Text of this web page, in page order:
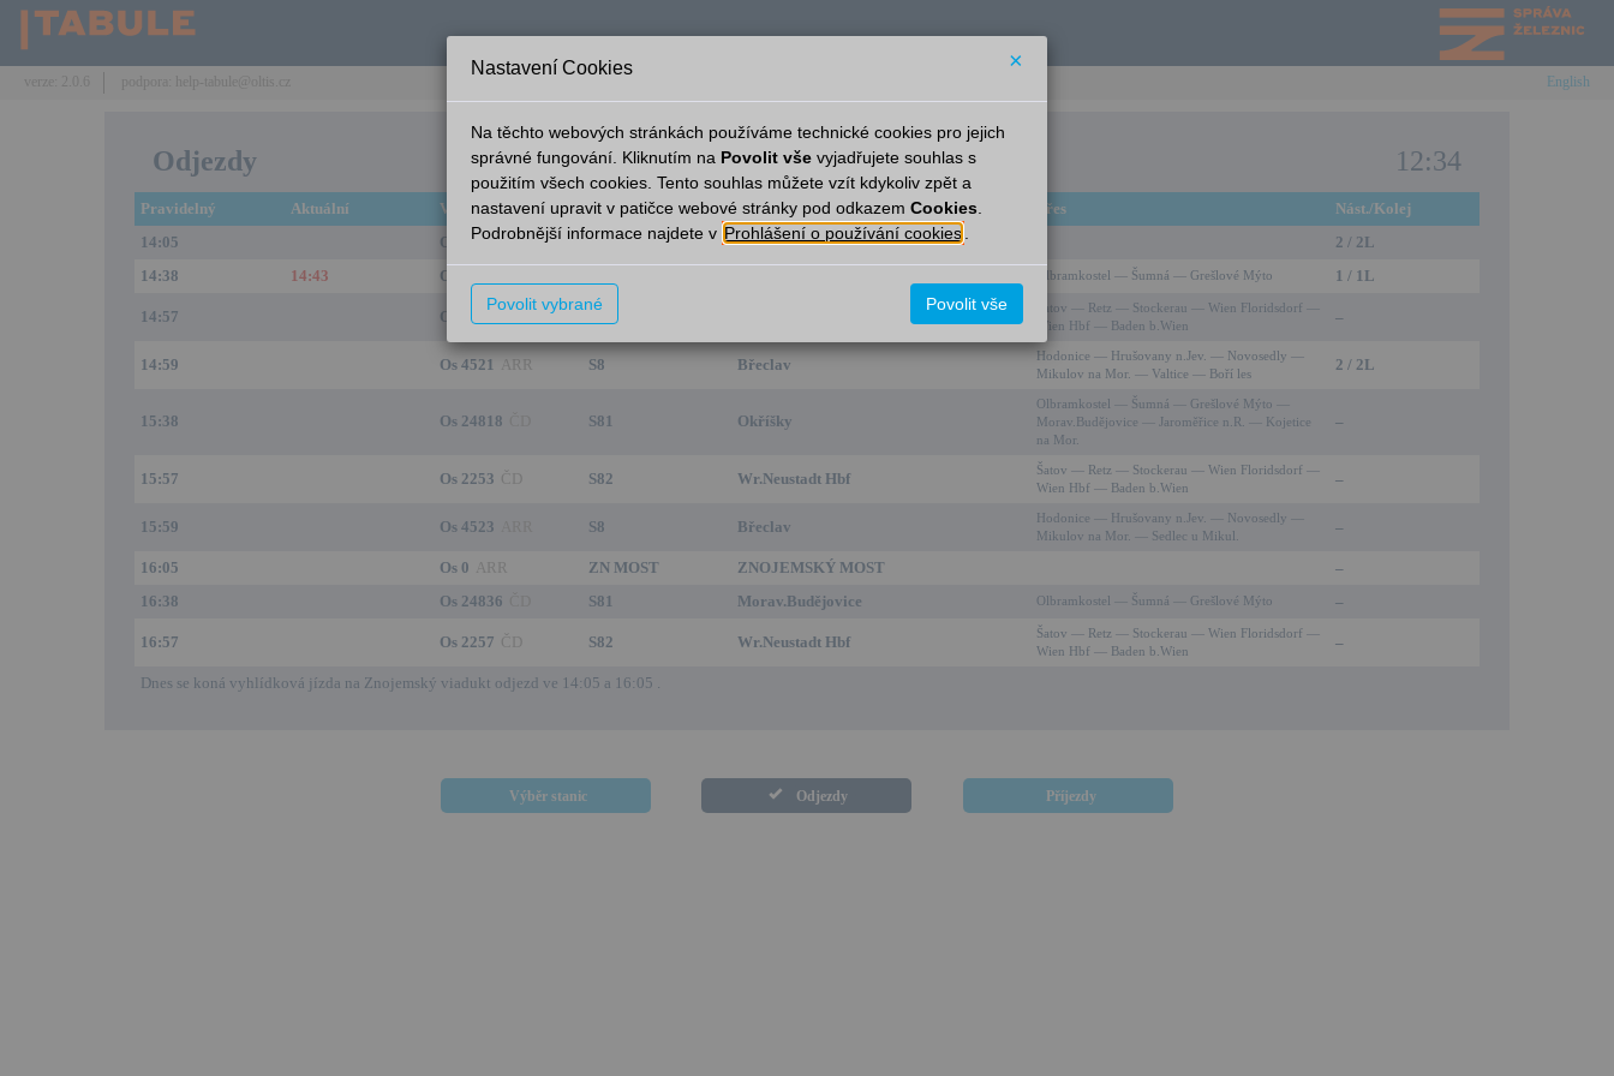
English
Odjezdy Znojmo 12:34
Pravidelný Aktuální Vlak Linka Cíl Přes
Nást./Kolej
14:05
Os 2 ARR ZN MOST 2 ZNOJEMSKÝ MOST
2 / 2L
14:38
14:43 Os 24834 Olbramkostel — Šumná — Grešlové Mýto 1 / 1L
14:57 Os 2249
Šatov — Retz — Stockerau — Wien Floridsdorf —
Wien Hbf — Baden b.Wien
–
14:59 Os 4521 ARR S8 Břeclav
Hodonice — Hrušovany n.Jev. — Novosedly —
Mikulov na Mor. — Valtice — Boří les
2 / 2L
15:38 Os 24818 S81 Okříšky
Olbramkostel — Šumná — Grešlové Mýto —
Morav.Budějovice — Jaroměřice n.R. — Kojetice
na Mor.
–
15:57 Os 2253 ČD S82 Wr.Neustadt Hbf
Šatov — Retz — Stockerau — Wien Floridsdorf —
Wien Hbf — Baden b.Wien
–
15:59 Os 4523 S8 Břeclav
Hodonice — Hrušovany n.Jev. — Novosedly —
Mikulov na Mor. — Sedlec u Mikul.
–
16:05 Os 0 ARR ZN MOST ZNOJEMSKÝ MOST
–
16:38
Os 24836 S81 Morav.Budějovice Olbramkostel — Šumná — Grešlové Mýto –
16:57 Os 2257 ČD S82 Wr.Neustadt Hbf
Šatov — Retz — Stockerau — Wien Floridsdorf —
Wien Hbf — Baden b.Wien
–
Dnes se koná vyhlídková jízda na Znojemský viadukt odjezd ve 14:05 a 16:05 .
Výběr stanic Odjezdy Příjezdy
Nastavení Cookies ×
Na těchto webových stránkách používáme technické cookies pro jejich
správné fungování. Kliknutím na Povolit vše vyjadřujete souhlas s
použitím všech cookies. Tento souhlas můžete vzít kdykoliv zpět a
nastavení upravit v patičce webové stránky pod odkazem Cookies
Podrobnější informace najdete v Prohlášení o používání cookies
Povolit vybrané Povolit vše